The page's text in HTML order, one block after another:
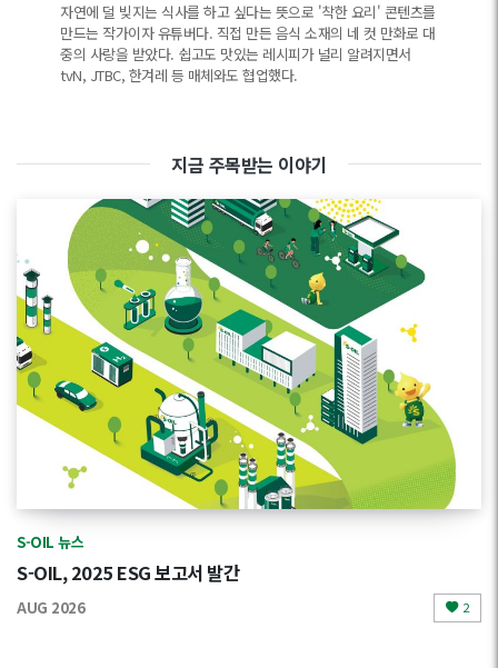
자연에 덜 빚지는 식사를 하고 싶다는 뜻으로 '착한 요리' 콘텐츠를
만드는 작가이자 유튜버다. 직접 만든 음식 소재의 네 컷 만화로 대
중의 사랑을 받았다. 쉽고도 맛있는 레시피가 널리 알려지면서
tvN, JTBC, 한겨레 등 매체와도 협업했다.
지금 주목받는 이야기
S-OIL 뉴스
S-OIL, 2025 ESG 보고서 발간
AUG 2026 2